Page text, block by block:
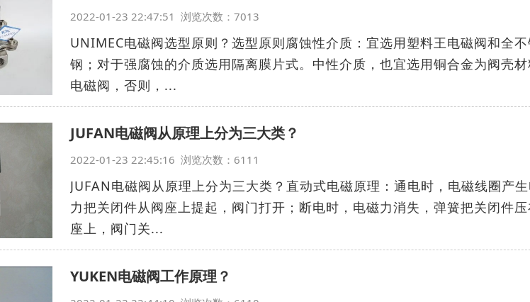
2022-01-23 22:47:51 浏览次数：7013
UNIMEC电磁阀选型原则？选型原则腐蚀性介质：宜选用塑料王电磁阀和全
钢；对于强腐蚀的介质选用隔离膜片式。中性介质，也宜选用铜合金为阀壳
电磁阀，否则，...
JUFAN电磁阀从原理上分为三大类？
2022-01-23 22:45:16 浏览次数：6111
JUFAN电磁阀从原理上分为三大类？直动式电磁原理：通电时，电磁线圈产
力把关闭件从阀座上提起，阀门打开；断电时，电磁力消失，弹簧把关闭件
座上，阀门关...
YUKEN电磁阀工作原理？